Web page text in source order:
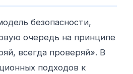
безопасности,
очередь на принципе
всегда проверяй». В
подходов к